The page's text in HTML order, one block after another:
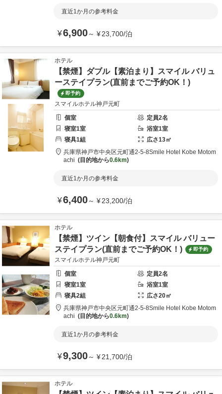
直近1か月の参考料金
¥6,900～ ¥23,700/泊
ホテル
【禁煙】ダブル【素泊まり】スマイル バリュ
ーステイプラン(直前までご予約OK！)
即予約
スマイルホテル神戸元町
個室
定員2名
寝室1室 浴室1室
寝具1組 広さ13㎡
兵庫県神戸市中央区元町通2-5-8Smile Hotel Kobe Motom
achi
目的地から0.6km
直近1か月の参考料金
¥6,400～ ¥23,200/泊
ホテル
【禁煙】ツイン【朝食付】スマイル バリュー
ステイプラン(直前までご予約OK！)
即予約
スマイルホテル神戸元町
個室
定員2名
寝室1室 浴室1室
寝具2組 広さ20㎡
兵庫県神戸市中央区元町通2-5-8Smile Hotel Kobe Motom
achi
目的地から0.6km
直近1か月の参考料金
¥9,300～ ¥21,700/泊
ホテル